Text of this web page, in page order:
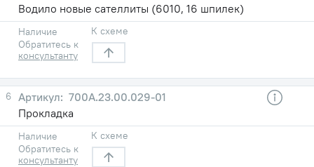
Водило новые сателлиты (6010, 16 шпилек)
Наличие
Обратитесь к
консультанту
К схеме
6
700А.23.00.029-01
Прокладка
Наличие
Обратитесь к
консультанту
К схеме